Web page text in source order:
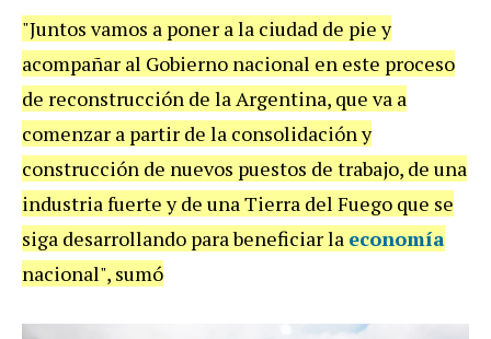
"Juntos vamos a poner a la ciudad de pie y
acompañar al Gobierno nacional en este proceso
de reconstrucción de la Argentina, que va a
comenzar a partir de la consolidación y
construcción de nuevos puestos de trabajo, de una
industria fuerte y de una Tierra del Fuego que se
siga desarrollando para beneficiar la economía
nacional", sumó